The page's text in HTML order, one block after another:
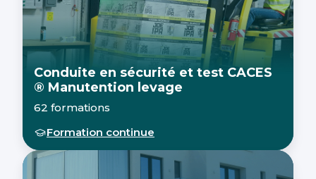
Conduite en sécurité et test CACES
® Manutention levage
62 formations
Formation continue